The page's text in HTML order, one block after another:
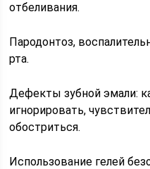
отбеливания.
Пародонтоз,
рта.
Дефекты зубной эмали:
игнорировать,
обостриться.
Использование гелей